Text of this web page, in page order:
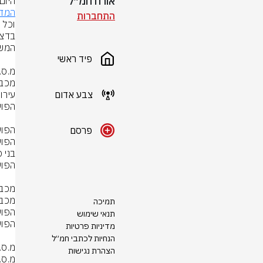
התחברות
פיד ראשי
צבע אדום
פרסם
תמיכה
תנאי שימוש
מדיניות פרטיות
הנחיות לכתבי חמ״ל
הצהרת נגישות